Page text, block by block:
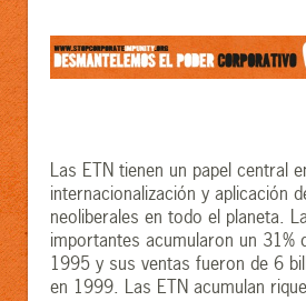
Las ETN tienen un papel central
internacionalización y aplicación
neoliberales en todo el planeta.
importantes acumularon un 31%
1995 y sus ventas fueron de 6
en 1999. Las ETN acumulan